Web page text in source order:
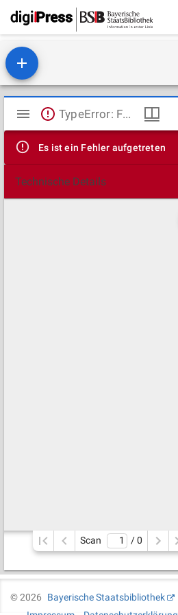
Mirador
Viewer
TypeError: Failed to fetch
Es ist ein Fehler aufgetreten
Technische Details
Scan / 0
©2026
Bayerische Staatsbibliothek